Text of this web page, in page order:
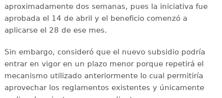
aproximadamente dos semanas, pues la iniciativa fue
aprobada el 14 de abril y el beneficio comenzó a
aplicarse el 28 de ese mes.
Sin embargo, consideró que el nuevo subsidio podría
entrar en vigor en un plazo menor porque repetirá el
mecanismo utilizado anteriormente lo cual permitiría
aprovechar los reglamentos existentes y únicamente